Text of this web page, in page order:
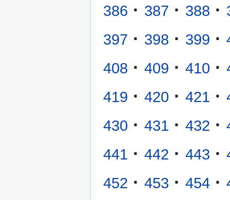
386 · 387 · 388 ·
397 · 398 · 399 ·
408 · 409 · 410 ·
419 · 420 · 421 ·
430 · 431 · 432 ·
441 · 442 · 443 ·
452 · 453 · 454 ·